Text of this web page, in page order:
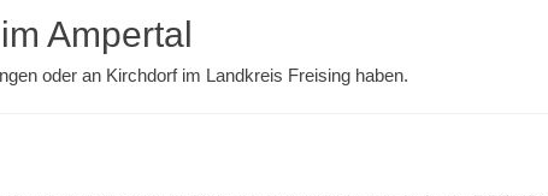
Ampertal
oder an Kirchdorf im Landkreis Freising haben.